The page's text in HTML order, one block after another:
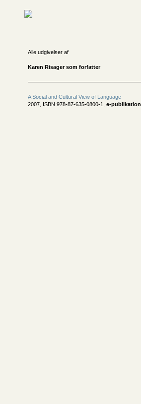
Alle udgivelser af
Karen Risager som forfatter
A Social and Cultural View of Language
2007, ISBN 978-87-635-0800-1, e-publikation